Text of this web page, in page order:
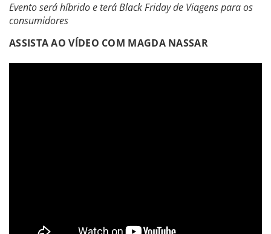
Evento será híbrido e terá Black Friday de Viagens para os
consumidores
ASSISTA AO VÍDEO COM MAGDA NASSAR